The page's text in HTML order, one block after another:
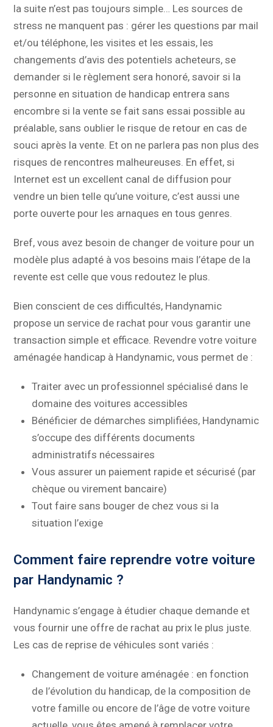
la suite n’est pas toujours simple… Les sources de
stress ne manquent pas : gérer les questions par mail
et/ou téléphone, les visites et les essais, les
changements d’avis des potentiels acheteurs, se
demander si le règlement sera honoré, savoir si la
personne en situation de handicap entrera sans
encombre si la vente se fait sans essai possible au
préalable, sans oublier le risque de retour en cas de
souci après la vente. Et on ne parlera pas non plus des
risques de rencontres malheureuses. En effet, si
Internet est un excellent canal de diffusion pour
vendre un bien telle qu’une voiture, c’est aussi une
porte ouverte pour les arnaques en tous genres.
Bref, vous avez besoin de changer de voiture pour un
modèle plus adapté à vos besoins mais l’étape de la
revente est celle que vous redoutez le plus.
Bien conscient de ces difficultés, Handynamic
propose un service de rachat pour vous garantir une
transaction simple et efficace. Revendre votre voiture
aménagée handicap à Handynamic, vous permet de :
Traiter avec un professionnel spécialisé dans le
domaine des voitures accessibles
Bénéficier de démarches simplifiées, Handynamic
s’occupe des différents documents
administratifs nécessaires
Vous assurer un paiement rapide et sécurisé (par
chèque ou virement bancaire)
Tout faire sans bouger de chez vous si la
situation l’exige
Comment faire reprendre votre voiture
par Handynamic ?
Handynamic s’engage à étudier chaque demande et
vous fournir une offre de rachat au prix le plus juste.
Les cas de reprise de véhicules sont variés :
Changement de voiture aménagée : en fonction
de l’évolution du handicap, de la composition de
votre famille ou encore de l’âge de votre voiture